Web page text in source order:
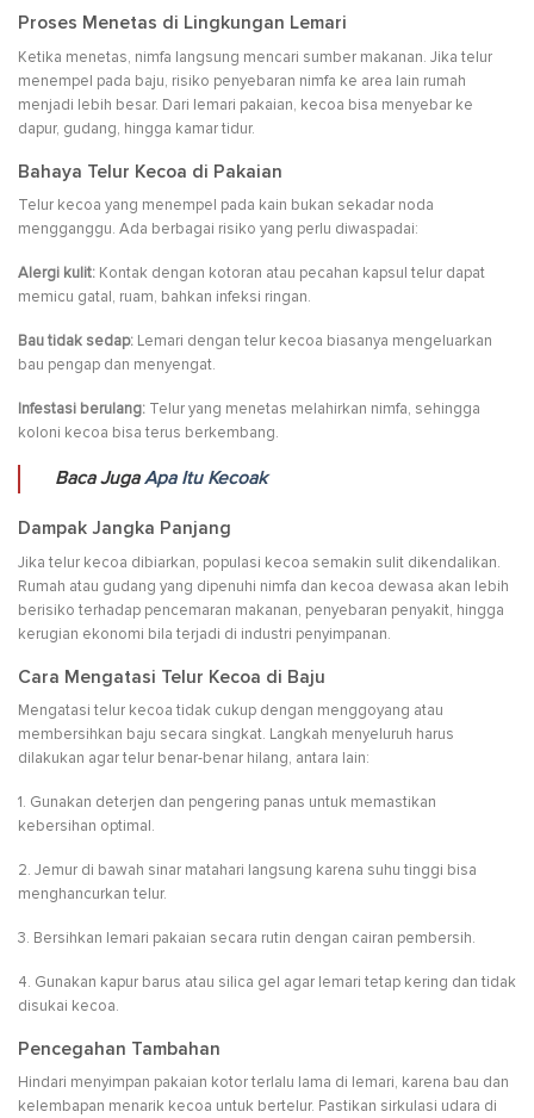
Proses Menetas di Lingkungan Lemari
Ketika menetas, nimfa langsung mencari sumber makanan. Jika telur
menempel pada baju, risiko penyebaran nimfa ke area lain rumah
menjadi lebih besar. Dari lemari pakaian, kecoa bisa menyebar ke
dapur, gudang, hingga kamar tidur.
Bahaya Telur Kecoa di Pakaian
Telur kecoa yang menempel pada kain bukan sekadar noda
mengganggu. Ada berbagai risiko yang perlu diwaspadai:
Alergi kulit: Kontak dengan kotoran atau pecahan kapsul telur dapat
memicu gatal, ruam, bahkan infeksi ringan.
Bau tidak sedap: Lemari dengan telur kecoa biasanya mengeluarkan
bau pengap dan menyengat.
Infestasi berulang: Telur yang menetas melahirkan nimfa, sehingga
koloni kecoa bisa terus berkembang.
Baca JugaApa Itu Kecoak
Dampak Jangka Panjang
Jika telur kecoa dibiarkan, populasi kecoa semakin sulit dikendalikan.
Rumah atau gudang yang dipenuhi nimfa dan kecoa dewasa akan lebih
berisiko terhadap pencemaran makanan, penyebaran penyakit, hingga
kerugian ekonomi bila terjadi di industri penyimpanan.
Cara Mengatasi Telur Kecoa di Baju
Mengatasi telur kecoa tidak cukup dengan menggoyang atau
membersihkan baju secara singkat. Langkah menyeluruh harus
dilakukan agar telur benar-benar hilang, antara lain:
1. Gunakan deterjen dan pengering panas untuk memastikan
kebersihan optimal.
2. Jemur di bawah sinar matahari langsung karena suhu tinggi bisa
menghancurkan telur.
3. Bersihkan lemari pakaian secara rutin dengan cairan pembersih.
4. Gunakan kapur barus atau silica gel agar lemari tetap kering dan tidak
disukai kecoa.
Pencegahan Tambahan
Hindari menyimpan pakaian kotor terlalu lama di lemari, karena bau dan
kelembapan menarik kecoa untuk bertelur. Pastikan sirkulasi udara di